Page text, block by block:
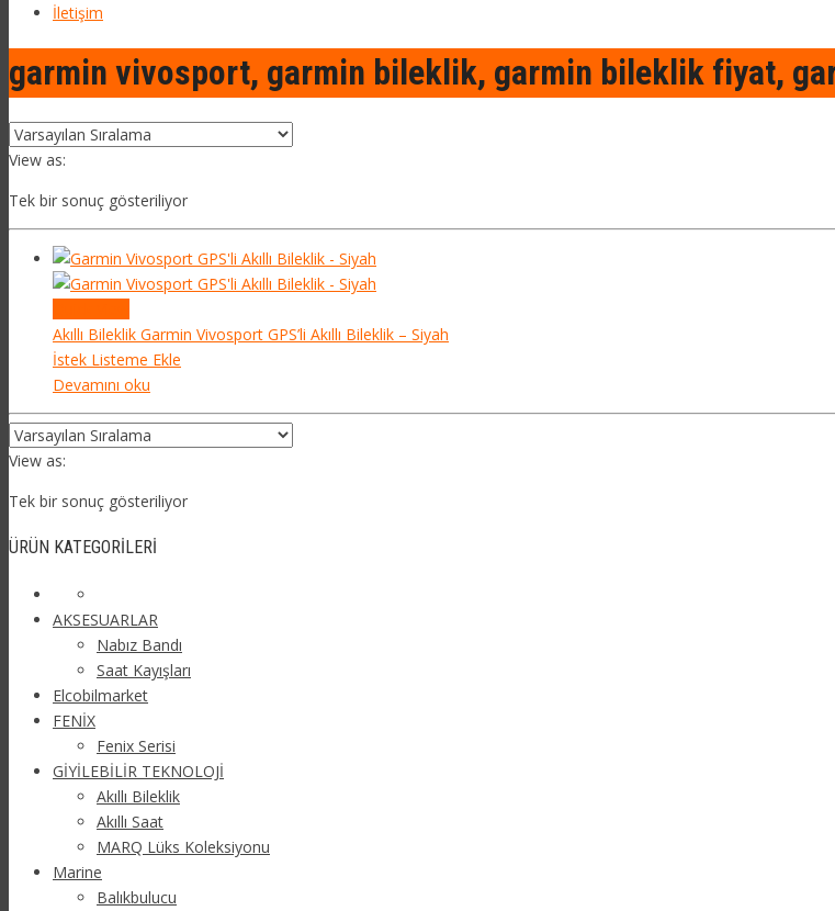
İletişim
garmin vivosport, garmin bileklik, garmin bileklik fiyat,
View as:
Tek bir sonuç gösteriliyor
Akıllı Bileklik Garmin Vivosport GPS’li Akıllı Bileklik – Siyah
İstek Listeme Ekle
Devamını oku
View as:
Tek bir sonuç gösteriliyor
ÜRÜN KATEGORILERI
AKSESUARLAR
Nabız Bandı
Saat Kayışları
Elcobilmarket
FENİX
Fenix Serisi
GİYİLEBİLİR TEKNOLOJİ
Akıllı Bileklik
Akıllı Saat
MARQ Lüks Koleksiyonu
Marine
Balıkbulucu